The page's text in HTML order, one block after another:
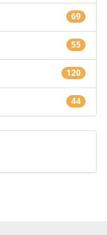
69
55
120
44